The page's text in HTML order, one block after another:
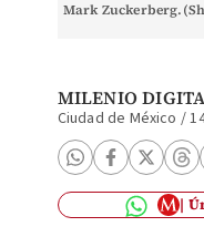
Mark
MILENIO
Ciudad de México /